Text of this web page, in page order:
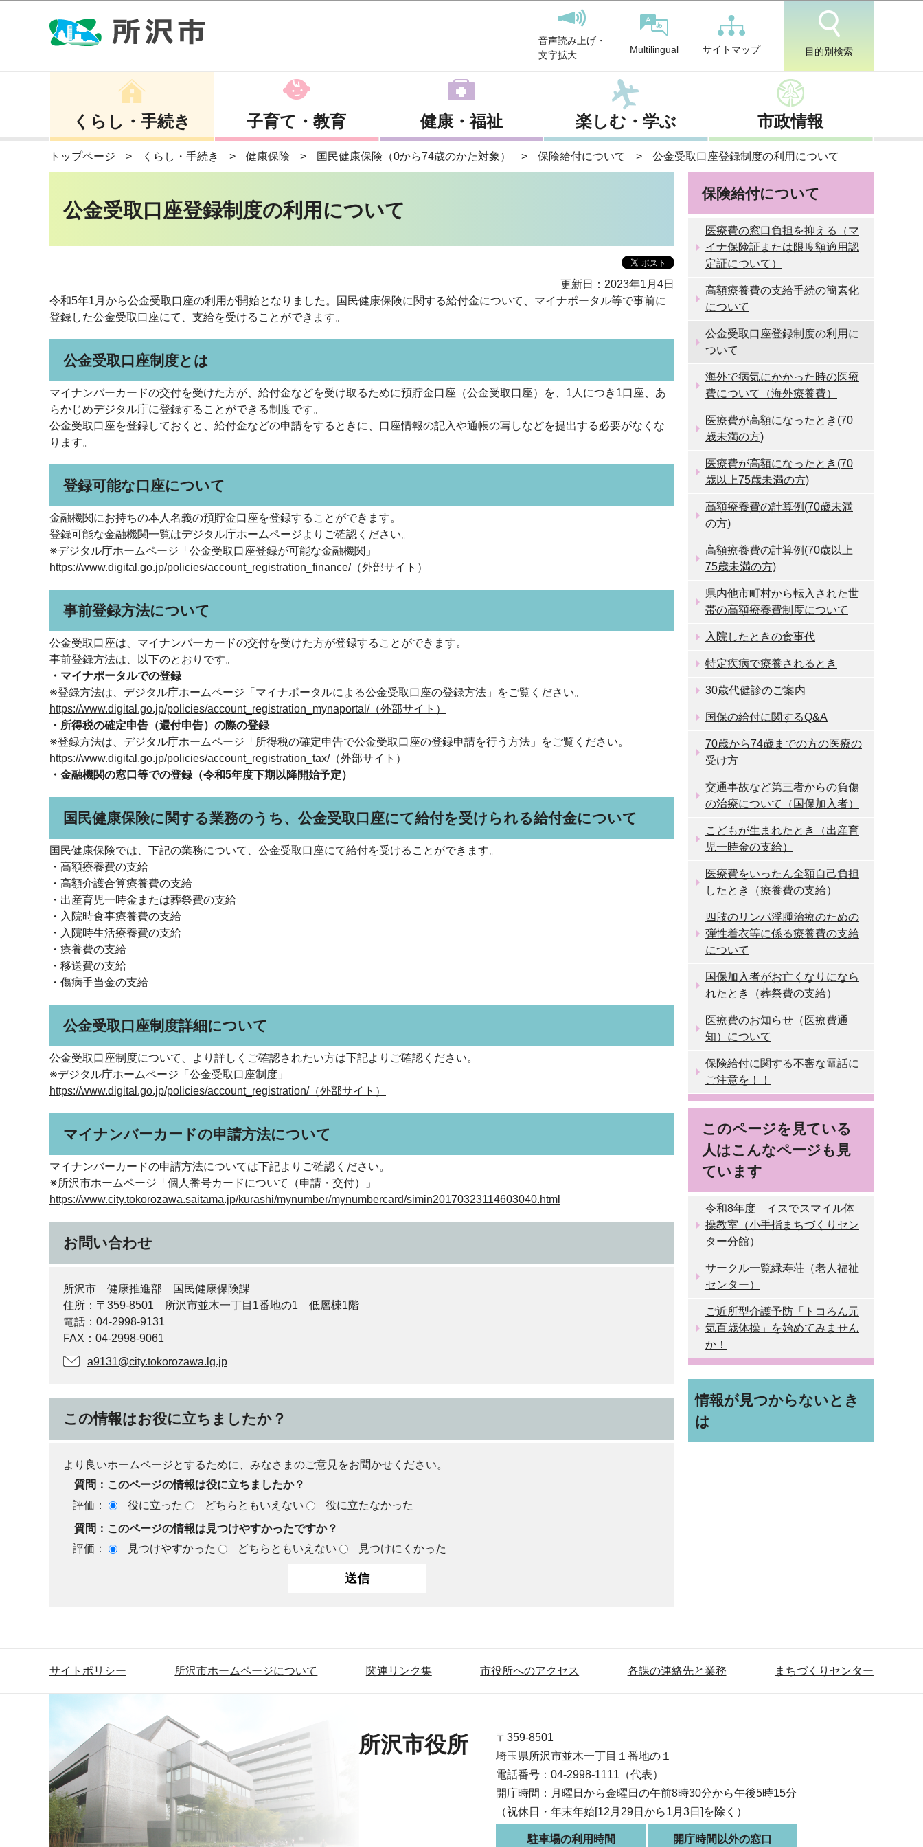
音声読み上げ・
文字拡大
Multilingual サイトマップ 目的別検索
くらし・手続き 子育て・教育 健康・福祉 楽しむ・学ぶ 市政情報
トップページ くらし・手続き 健康保険 国民健康保険（0から74歳のかた対象） 保険給付について 公金受取口座登録制度の利用について
公金受取口座登録制度の利用について
更新日：2023年1月4日
令和5年1月から公金受取口座の利用が開始となりました。国民健康保険に関する給付金について、マイナポータル等で事前に
登録した公金受取口座にて、支給を受けることができます。
公金受取口座制度とは
マイナンバーカードの交付を受けた方が、給付金などを受け取るために預貯金口座（公金受取口座）を、1人につき1口座、あ
らかじめデジタル庁に登録することができる制度です。
公金受取口座を登録しておくと、給付金などの申請をするときに、口座情報の記入や通帳の写しなどを提出する必要がなくな
ります。
登録可能な口座について
金融機関にお持ちの本人名義の預貯金口座を登録することができます。
登録可能な金融機関一覧はデジタル庁ホームページよりご確認ください。
※デジタル庁ホームページ「公金受取口座登録が可能な金融機関」
https://www.digital.go.jp/policies/account_registration_finance/（外部サイト）
事前登録方法について
公金受取口座は、マイナンバーカードの交付を受けた方が登録することができます。
事前登録方法は、以下のとおりです。
・マイナポータルでの登録
※登録方法は、デジタル庁ホームページ「マイナポータルによる公金受取口座の登録方法」をご覧ください。
https://www.digital.go.jp/policies/account_registration_mynaportal/（外部サイト）
・所得税の確定申告（還付申告）の際の登録
※登録方法は、デジタル庁ホームページ「所得税の確定申告で公金受取口座の登録申請を行う方法」をご覧ください。
https://www.digital.go.jp/policies/account_registration_tax/（外部サイト）
・金融機関の窓口等での登録（令和5年度下期以降開始予定）
国民健康保険に関する業務のうち、公金受取口座にて給付を受けられる給付金について
国民健康保険では、下記の業務について、公金受取口座にて給付を受けることができます。
・高額療養費の支給
・高額介護合算療養費の支給
・出産育児一時金または葬祭費の支給
・入院時食事療養費の支給
・入院時生活療養費の支給
・療養費の支給
・移送費の支給
・傷病手当金の支給
公金受取口座制度詳細について
公金受取口座制度について、より詳しくご確認されたい方は下記よりご確認ください。
※デジタル庁ホームページ「公金受取口座制度」
https://www.digital.go.jp/policies/account_registration/（外部サイト）
マイナンバーカードの申請方法について
マイナンバーカードの申請方法については下記よりご確認ください。
※所沢市ホームページ「個人番号カードについて（申請・交付）」
https://www.city.tokorozawa.saitama.jp/kurashi/mynumber/mynumbercard/simin20170323114603040.html
お問い合わせ
所沢市 健康推進部 国民健康保険課
住所：〒359-8501 所沢市並木一丁目1番地の1 低層棟1階
電話：04-2998-9131
FAX：04-2998-9061
a9131@city.tokorozawa.lg.jp
この情報はお役に立ちましたか？
より良いホームページとするために、みなさまのご意見をお聞かせください。
質問：このページの情報は役に立ちましたか？
評価：
役に立った どちらともいえない
役に立たなかった
質問：このページの情報は見つけやすかったですか？
評価：
見つけやすかった どちらともいえない 見つけにくかった
保険給付について
医療費の窓口負担を抑える（マ
イナ保険証または限度額適用認
定証について）
高額療養費の支給手続の簡素化
について
公金受取口座登録制度の利用に
ついて
海外で病気にかかった時の医療
費について（海外療養費）
医療費が高額になったとき(70
歳未満の方)
医療費が高額になったとき(70
歳以上75歳未満の方)
高額療養費の計算例(70歳未満
の方)
高額療養費の計算例(70歳以上
75歳未満の方)
県内他市町村から転入された世
帯の高額療養費制度について
入院したときの食事代
特定疾病で療養されるとき
30歳代健診のご案内
国保の給付に関するQ&A
70歳から74歳までの方の医療の
受け方
交通事故など第三者からの負傷
の治療について（国保加入者）
こどもが生まれたとき（出産育
児一時金の支給）
医療費をいったん全額自己負担
したとき（療養費の支給）
四肢のリンパ浮腫治療のための
弾性着衣等に係る療養費の支給
について
国保加入者がお亡くなりになら
れたとき（葬祭費の支給）
医療費のお知らせ（医療費通
知）について
保険給付に関する不審な電話に
ご注意を！！
このページを見ている
人はこんなページも見
ています
令和8年度 イスでスマイル体
操教室（小手指まちづくりセン
ター分館）
サークル一覧緑寿荘（老人福祉
センター）
ご近所型介護予防「トコろん元
気百歳体操」を始めてみません
か！
情報が見つからないとき
は
サイトポリシー 所沢市ホームページについて 関連リンク集 市役所へのアクセス 各課の連絡先と業務 まちづくりセンター
所沢市役所
〒359-8501
埼玉県所沢市並木一丁目１番地の１
電話番号：04-2998-1111（代表）
開庁時間：月曜日から金曜日の午前8時30分から午後5時15分
（祝休日・年末年始[12月29日から1月3日]を除く）
駐車場の利用時間 開庁時間以外の窓口